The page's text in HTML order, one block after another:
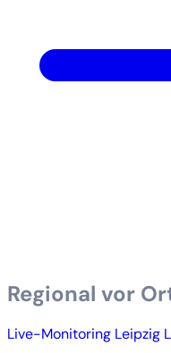
Regional vor
Live-Monitoring Leipzig